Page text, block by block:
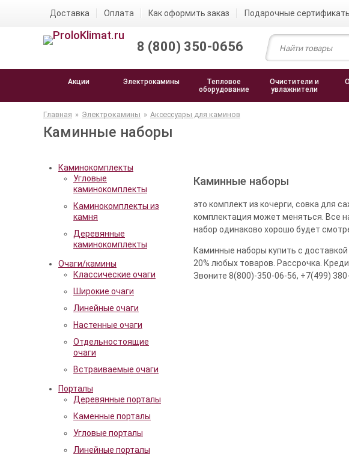
Доставка Оплата Как оформить заказ Подарочные
8 (800) 350-0656
Акции Электрокамины
Тепловое
оборудование
Очистители и
увлажнители
Главная » Электрокамины » Аксессуары для каминов
Каминные наборы
Каминокомплекты
Угловые
каминокомплекты
Каминокомплекты из
камня
Деревянные
каминокомплекты
Очаги/камины
Классические очаги
Широкие очаги
Линейные очаги
Настенные очаги
Отдельностоящие
очаги
Встраиваемые очаги
Порталы
Деревянные порталы
Каменные порталы
Угловые порталы
Линейные порталы
Каминные наборы
это комплект из кочерги, совка для
комплектация может меняться. Все
набор одинаково хорошо будет
Каминные наборы купить с
20% любых товаров. Рассрочка.
Звоните 8(800)-350-06-56, +7(499)